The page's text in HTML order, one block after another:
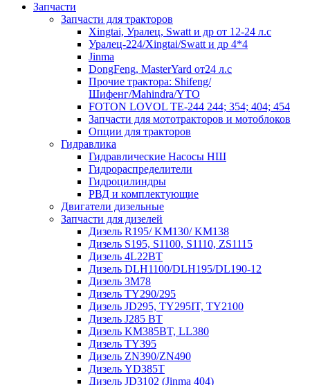
Запчасти
Запчасти для тракторов
Xingtai, Уралец, Swatt и др от 12-24 л.с
Уралец-224/Xingtai/Swatt и др 4*4
Jinma
DongFeng, MasterYard от24 л.с
Прочие трактора: Shifeng/
Шифенг/Mahindra/YTO
FOTON LOVOL TE-244 244; 354; 404; 454
Запчасти для мототракторов и мотоблоков
Опции для тракторов
Гидравлика
Гидравлические Насосы НШ
Гидрораспределители
Гидроцилиндры
РВД и комплектующие
Двигатели дизельные
Запчасти для дизелей
Дизель R195/ KM130/ KM138
Дизель S195, S1100, S1110, ZS1115
Дизель 4L22BT
Дизель DLH1100/DLH195/DL190-12
Дизель 3М78
Дизель TY290/295
Дизель JD295, TY295IT, TY2100
Дизель J285 BT
Дизель KM385BT, LL380
Дизель TY395
Дизель ZN390/ZN490
Дизель YD385T
Дизель JD3102 (Jinma 404)